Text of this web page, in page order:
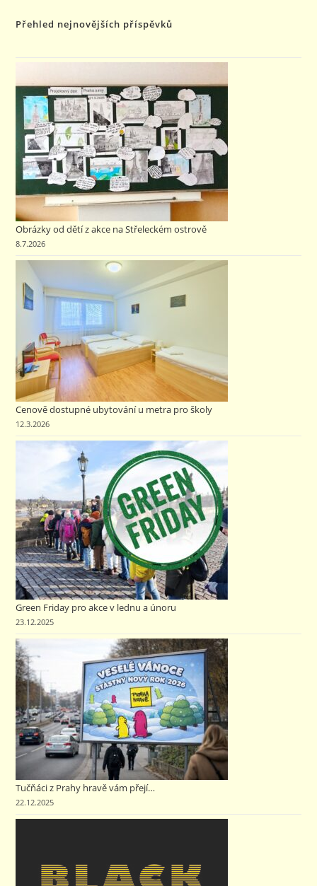
Přehled nejnovějších příspěvků
Obrázky od dětí z akce na Střeleckém ostrově
8.7.2026
Cenově dostupné ubytování u metra pro školy
12.3.2026
Green Friday pro akce v lednu a únoru
23.12.2025
Tučňáci z Prahy hravě vám přejí…
22.12.2025